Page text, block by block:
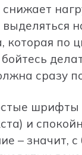
которая по
сразу
шрифты
и
– значит,